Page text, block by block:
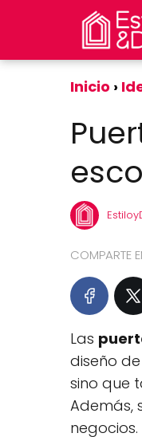
Inicio
COMPARTE
Las
diseño
sino que
Además,